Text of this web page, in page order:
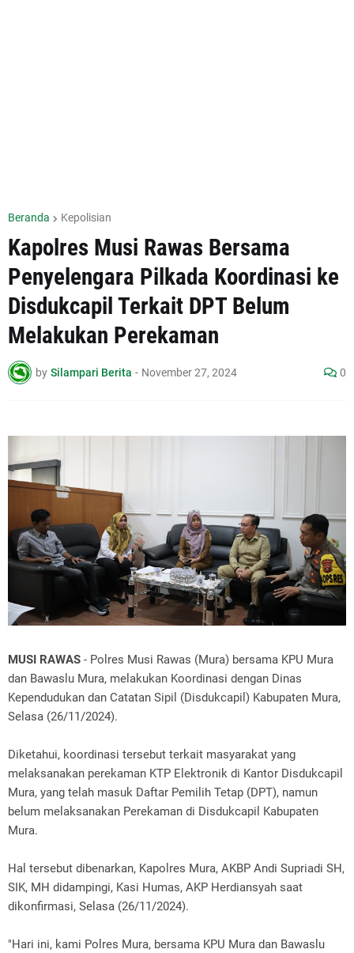
Beranda Kepolisian
Kapolres Musi Rawas Bersama
Penyelengara Pilkada Koordinasi ke
Disdukcapil Terkait DPT Belum
Melakukan Perekaman
by Silampari Berita - November 27, 2024 0
MUSI RAWAS - Polres Musi Rawas (Mura) bersama KPU Mura
dan Bawaslu Mura, melakukan Koordinasi dengan Dinas
Kependudukan dan Catatan Sipil (Disdukcapil) Kabupaten Mura,
Selasa (26/11/2024).
Diketahui, koordinasi tersebut terkait masyarakat yang
melaksanakan perekaman KTP Elektronik di Kantor Disdukcapil
Mura, yang telah masuk Daftar Pemilih Tetap (DPT), namun
belum melaksanakan Perekaman di Disdukcapil Kabupaten
Mura.
Hal tersebut dibenarkan, Kapolres Mura, AKBP Andi Supriadi SH,
SIK, MH didampingi, Kasi Humas, AKP Herdiansyah saat
dikonfirmasi, Selasa (26/11/2024).
"Hari ini, kami Polres Mura, bersama KPU Mura dan Bawaslu